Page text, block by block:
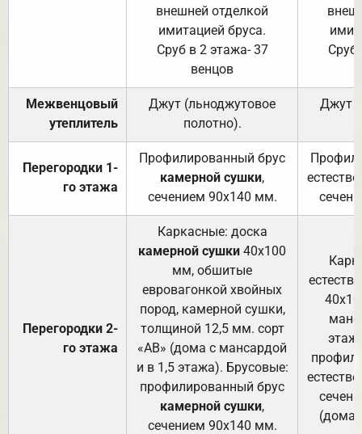
внешней отделкой
имитацией бруса.
Сруб в 2 этажа- 37
венцов
Сруб
Межвенцовый
утеплитель
Джут (льноджутовое
полотно).
Джут
Перегородки 1-
го этажа
Профилированный брус
камерной сушки,
сечением 90х140 мм.
Перегородки 2-
го этажа
Каркасные: доска
камерной сушки 40х100
мм, обшитые
евровагонкой хвойных
пород, камерной сушки,
толщиной 12,5 мм. сорт
«АВ» (дома с мансардой
и в 1,5 этажа). Брусовые:
профилированный брус
камерной сушки,
сечением 90х140 мм.
(дома